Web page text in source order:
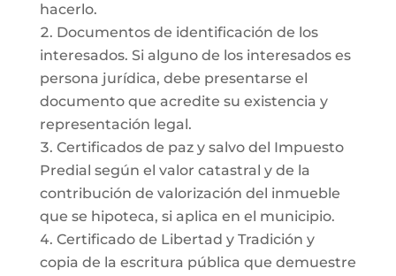
hacerlo.
Documentos de identificación de los
interesados. Si alguno de los interesados es
persona jurídica, debe presentarse el
documento que acredite su existencia y
representación legal.
Certificados de paz y salvo del Impuesto
Predial según el valor catastral y de la
contribución de valorización del inmueble
que se hipoteca, si aplica en el municipio.
Certificado de Libertad y Tradición y
copia de la escritura pública que demuestre